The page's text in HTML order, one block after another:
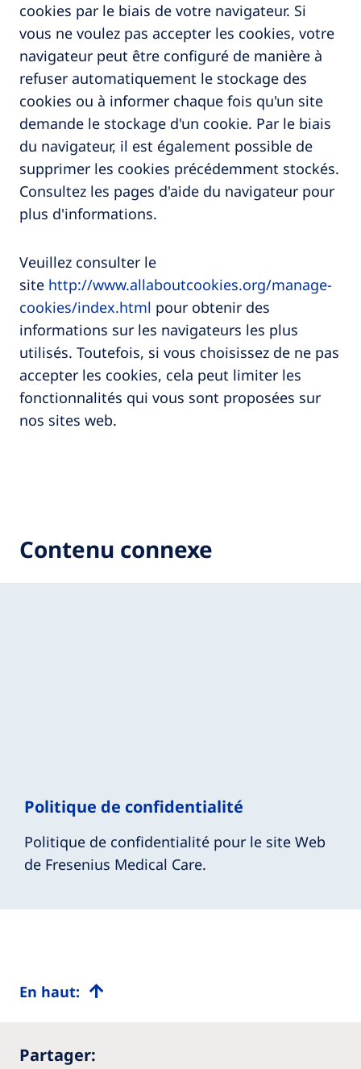
cookies par le biais de votre navigateur. Si
vous ne voulez pas accepter les cookies, votre
navigateur peut être configuré de manière à
refuser automatiquement le stockage des
cookies ou à informer chaque fois qu'un site
demande le stockage d'un cookie. Par le biais
du navigateur, il est également possible de
supprimer les cookies précédemment stockés.
Consultez les pages d'aide du navigateur pour
plus d'informations.
Veuillez consulter le
site http://www.allaboutcookies.org/manage-
cookies/index.html pour obtenir des
informations sur les navigateurs les plus
utilisés. Toutefois, si vous choisissez de ne pas
accepter les cookies, cela peut limiter les
fonctionnalités qui vous sont proposées sur
nos sites web.
Contenu connexe
Politique de confidentialité
Politique de confidentialité pour le site Web
de Fresenius Medical Care.
En haut:
Partager: